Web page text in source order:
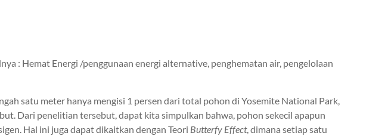
: Hemat Energi /penggunaan energi alternative, penghematan air, pengelolaan
satu meter hanya mengisi 1 persen dari total pohon di Yosemite National Park,
Dari penelitian tersebut, dapat kita simpulkan bahwa, pohon sekecil apapun
Hal ini juga dapat dikaitkan dengan Teori Butterfy Effect, dimana setiap satu